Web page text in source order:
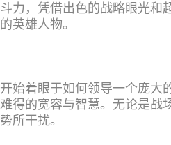
力，凭借出色的战略眼光和
英雄人物。
始着眼于如何领导一个庞大
得的宽容与智慧。无论是战
所干扰。